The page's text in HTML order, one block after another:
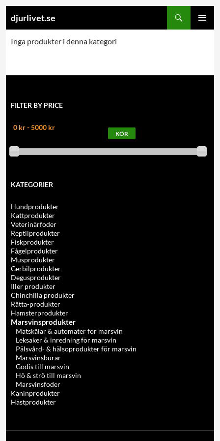
djurlivet.se
CONTENT
Inga produkter i denna kategori
FILTER BY PRICE
0 kr - 5000 kr
KATEGORIER
Hundprodukter
Kattprodukter
Veterinärfoder
Reptilprodukter
Fiskprodukter
Fågelprodukter
Musprodukter
Gerbilprodukter
Degusprodukter
Iller produkter
Chinchilla produkter
Råtta-produkter
Hamsterprodukter
Marsvinsprodukter
Matskålar & automater för marsvin
Leksaker & inredning för marsvin
Pälsvård- & hälsoprodukter för marsvin
Marsvinsburar
Godis till marsvin
Hö & strö till marsvin
Marsvinsfoder
Kaninprodukter
Hästprodukter